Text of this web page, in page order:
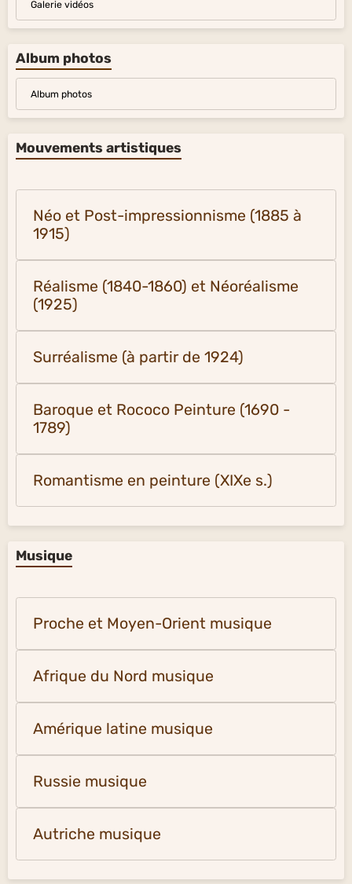
Galerie vidéos
Album photos
Album photos
Mouvements artistiques
Néo et Post-impressionnisme (1885 à
1915)
Réalisme (1840-1860) et Néoréalisme
(1925)
Surréalisme (à partir de 1924)
Baroque et Rococo Peinture (1690 -
1789)
Romantisme en peinture (XIXe s.)
Musique
Proche et Moyen-Orient musique
Afrique du Nord musique
Amérique latine musique
Russie musique
Autriche musique